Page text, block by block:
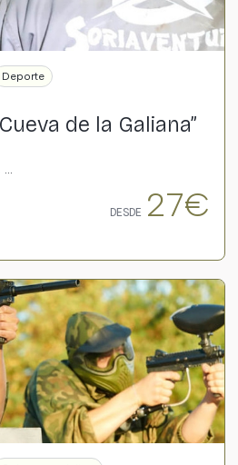
Deporte
de la Galiana”
…
DESDE 27€